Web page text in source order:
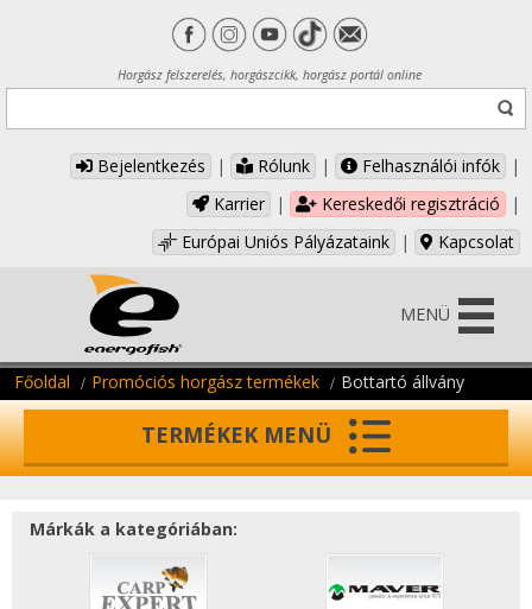
Horgász felszerelés, horgászcikk, horgász portál online
Bejelentkezés | Rólunk | Felhasználói infók
|
Karrier
| Kereskedői regisztráció
|
Európai Uniós Pályázataink
| Kapcsolat
MENÜ
Főoldal Promóciós horgász termékek Bottartó állvány
TERMÉKEK MENÜ
Márkák a kategóriában: